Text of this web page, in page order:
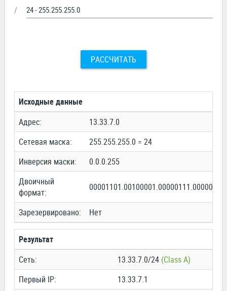
/
РАССЧИТАТЬ
Исходные данные
Адрес:
13.33.7.0
Сетевая маска:
255.255.255.0 = 24
Инверсия маски:
0.0.0.255
Двоичный
формат:
00001101.00100001.00000111.00000000
Зарезервировано: Нет
Результат
Сеть:
13.33.7.0/24 (Class A)
Первый IP:
13.33.7.1